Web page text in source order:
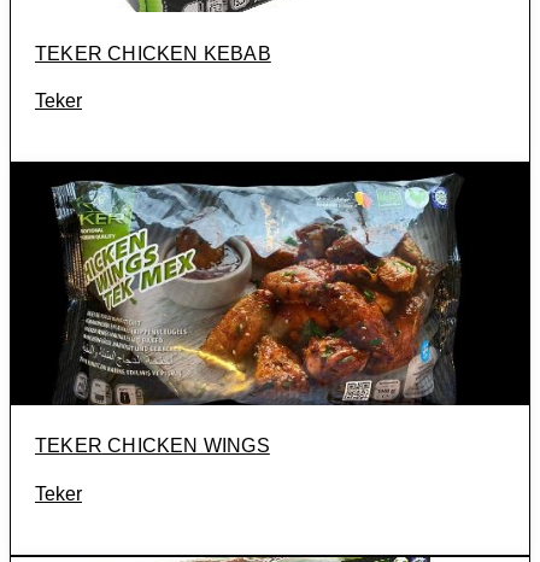
TEKER CHICKEN KEBAB
Teker
TEKER CHICKEN WINGS
Teker